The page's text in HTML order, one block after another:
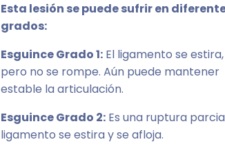
Esta lesión se puede sufrir en
grados:
Esguince Grado 1: El ligamento se estira,
pero no se rompe. Aún puede mantener
estable la articulación.
Esguince Grado 2: Es una ruptura
ligamento se estira y se afloja.